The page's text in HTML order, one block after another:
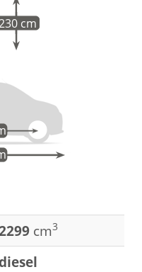
cm
cm3
diesel